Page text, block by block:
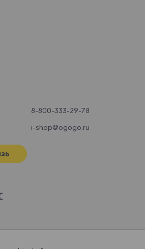
8-800-333-29-78
i-shop@ogogo.ru